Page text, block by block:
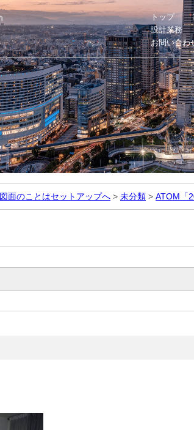
トップ
設計業務
お問い合わ
Set
面のことはセットアップへ > 未分類 > ATOM「